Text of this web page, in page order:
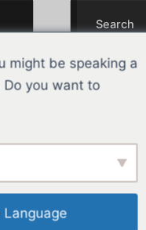
Search
might be speaking a
you want to
Language